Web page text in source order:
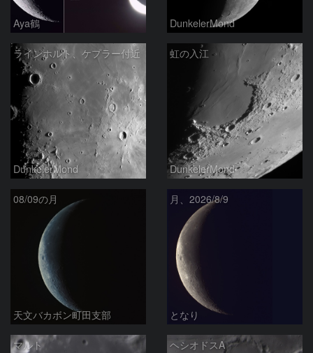
Aya鶴 DunkelerMond
ラインホルト、ケプラー付近
DunkelerMond
虹の入江
DunkelerMond
08/09の月
天文バカボン町田支部
月、2026/8/9
となり
マルト ヘシオドスA